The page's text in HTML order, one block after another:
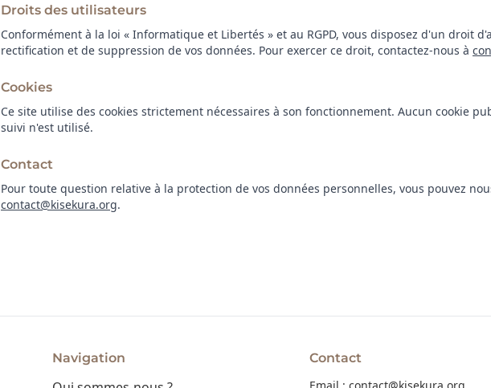
Droits des utilisateurs
Conformément à la loi « Informatique et Libertés » et au RGPD, vous disposez d'un droit
rectification et de suppression de vos données. Pour exercer ce droit, contactez-nous à
Cookies
Ce site utilise des cookies strictement nécessaires à son fonctionnement. Aucun cookie
suivi n'est utilisé.
Contact
Pour toute question relative à la protection de vos données personnelles, vous pouvez
contact@kisekura.org.
Navigation
Contact